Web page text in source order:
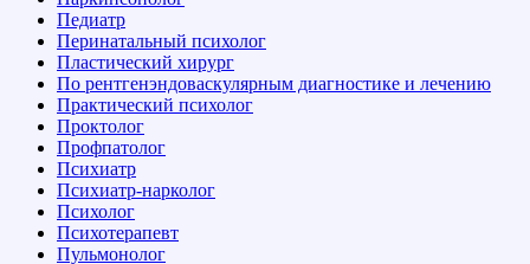
Педиатр
Перинатальный психолог
Пластический хирург
По рентгенэндоваскулярным диагностике и лечению
Практический психолог
Проктолог
Профпатолог
Психиатр
Психиатр-нарколог
Психолог
Психотерапевт
Пульмонолог